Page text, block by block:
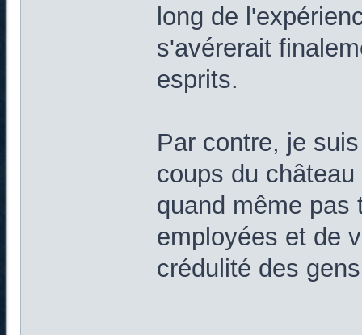
long de
s'avérerait
esprits.
Par contre, je
coups du
quand même pas
employées et de
crédulité des